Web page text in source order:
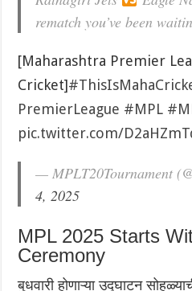
rematch you’ve been
[Maharashtra Premier
Cricket]
PremierLeague #MPL
pic.twitter.com/
— MPLT20Tournament
4, 2025
MPL 2025 Starts
Ceremony
बुधवारी होणाऱ्या उद्घाटन